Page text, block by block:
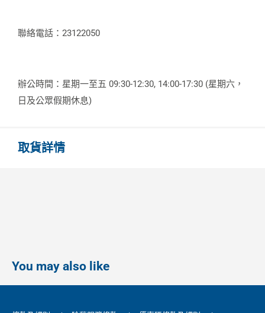
聯絡電話：23122050
辦公時間：星期一至五 09:30-12:30, 14:00-17:30 (星期六，
日及公眾假期休息)
取貨詳情
You may also like